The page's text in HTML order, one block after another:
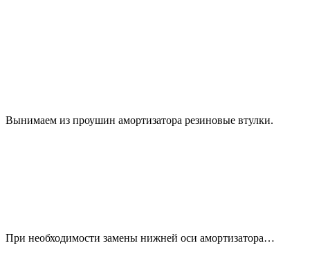
Вынимаем из проушин амортизатора резиновые втулки.
При необходимости замены нижней оси амортизатора…